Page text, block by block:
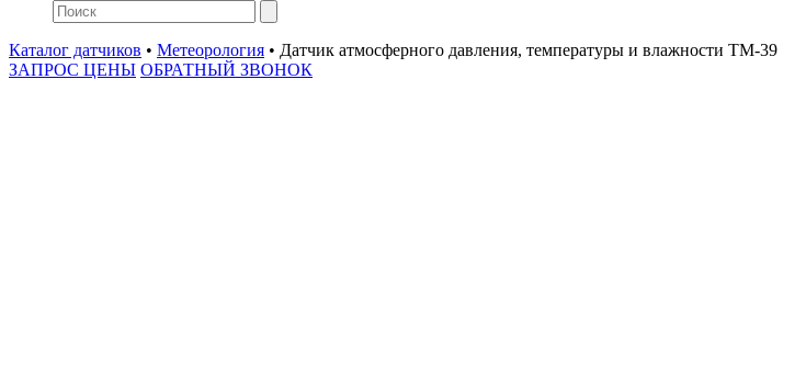
Каталог датчиков • Метеорология • Датчик атмосферного давления, температуры и влажности ТМ-39
ЗАПРОС ЦЕНЫ ОБРАТНЫЙ ЗВОНОК